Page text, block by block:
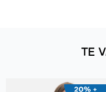
TE